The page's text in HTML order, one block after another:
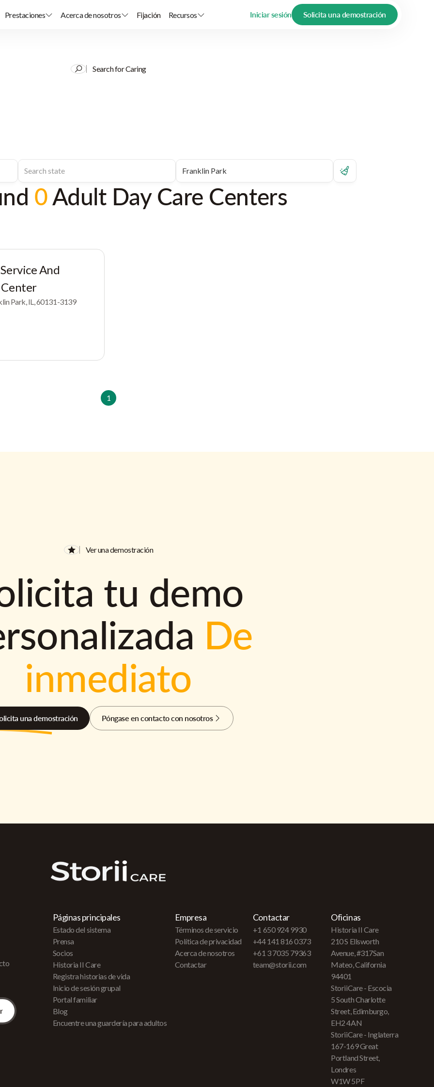
Prestaciones Acerca de nosotros Fijación Recursos Iniciar sesión Solicita una demostración
Search for Caring
0Adult Day Care Centers
And
Park, IL, 60131-3139
1
Ver una demostración
tu demo
De
inmediato
una demostración Póngase en contacto con nosotros
Páginas principales
Estado del sistema
Prensa
Socios
Historia II Care
Registra historias de vida
Inicio de sesión grupal
Portal familiar
Blog
Encuentre una guardería para adultos
Empresa
Términos de servicio
Política de privacidad
Acerca de nosotros
Contactar
Contactar
+1 650 924 9930
+44 141 816 0373
+61 3 7035 79363
team@storii.com
Oficinas
Historia II Care
210 S Ellsworth
Avenue, #317San
Mateo, California
94401
StoriiCare - Escocia
5 South Charlotte
Street, Edimburgo,
EH2 4AN
StoriiCare - Inglaterra
167-169 Great
Portland Street,
Londres
W1W 5PF